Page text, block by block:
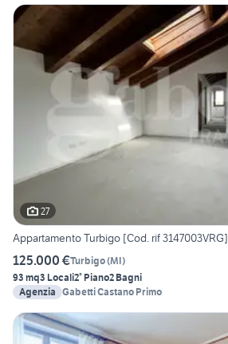
27
Appartamento Turbigo [Cod. rif 3147003VRG]
125.000 €Turbigo(MI)
93 mq3 Locali2° Piano2 Bagni
Agenzia Gabetti Castano Primo